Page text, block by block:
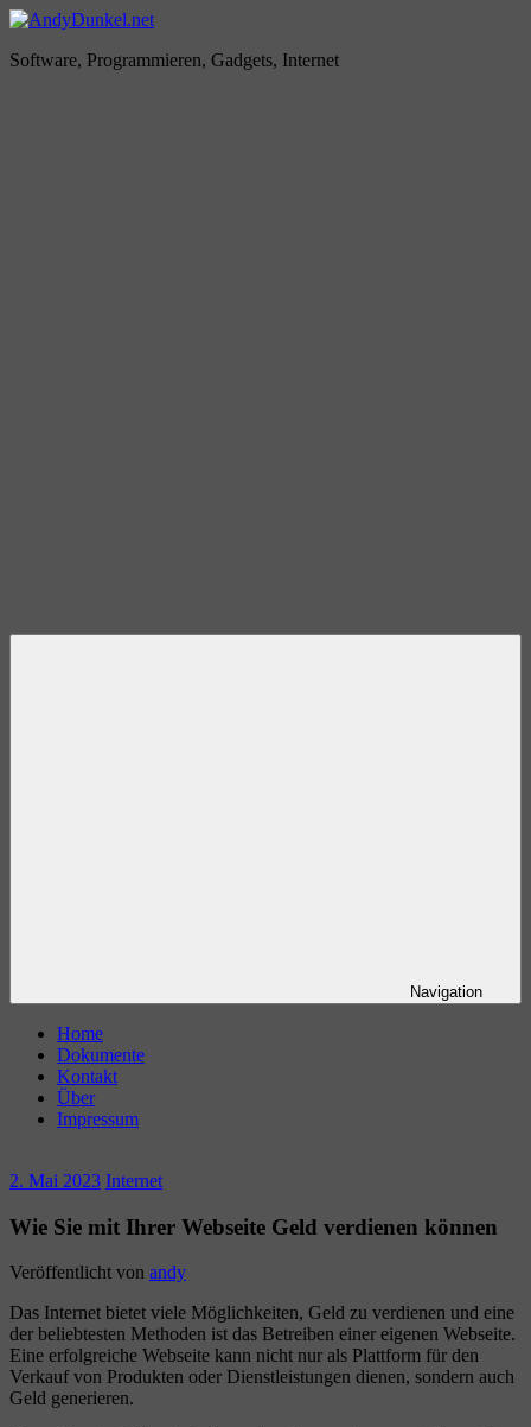
Zum
springen
AndyDunkel.net
Software, Programmieren, Gadgets, Internet
Navigation
Home
Dokumente
Kontakt
Über
Impressum
2. Mai 2023 Internet
Wie Sie mit Ihrer Webseite Geld verdienen können
Veröffentlicht von andy
Das Internet bietet viele Möglichkeiten, Geld zu verdienen und eine
der beliebtesten Methoden ist das Betreiben einer eigenen Webseite.
Eine erfolgreiche Webseite kann nicht nur als Plattform für den
Verkauf von Produkten oder Dienstleistungen dienen, sondern auch
Geld generieren.